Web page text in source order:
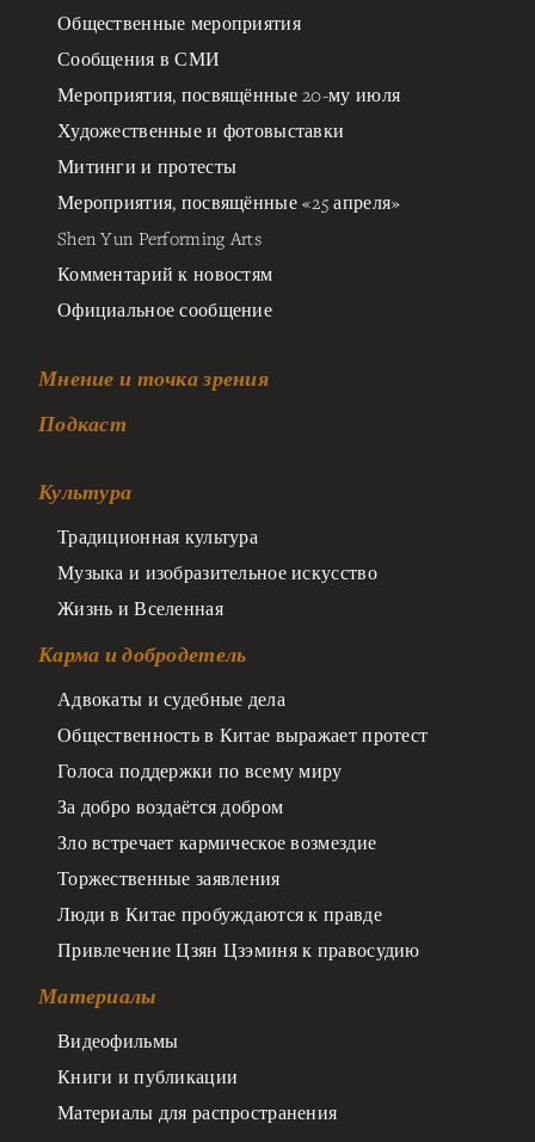
Общественные мероприятия
Сообщения в СМИ
Мероприятия, посвящённые 20-му июля
Художественные и фотовыставки
Митинги и протесты
Мероприятия, посвящённые «25 апреля»
Shen Yun Performing Arts
Комментарий к новостям
Официальное сообщение
Мнение и точка зрения
Подкаст
Культура
Традиционная культура
Музыка и изобразительное искусство
Жизнь и Вселенная
Карма и добродетель
Адвокаты и судебные дела
Общественность в Китае выражает протест
Голоса поддержки по всему миру
За добро воздаётся добром
Зло встречает кармическое возмездие
Торжественные заявления
Люди в Китае пробуждаются к правде
Привлечение Цзян Цзэминя к правосудию
Материалы
Видеофильмы
Книги и публикации
Материалы для распространения